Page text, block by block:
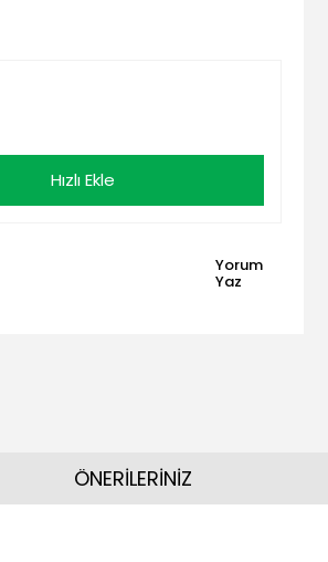
Hızlı Ekle
Yorum
Yaz
ÖNERİLERİNİZ